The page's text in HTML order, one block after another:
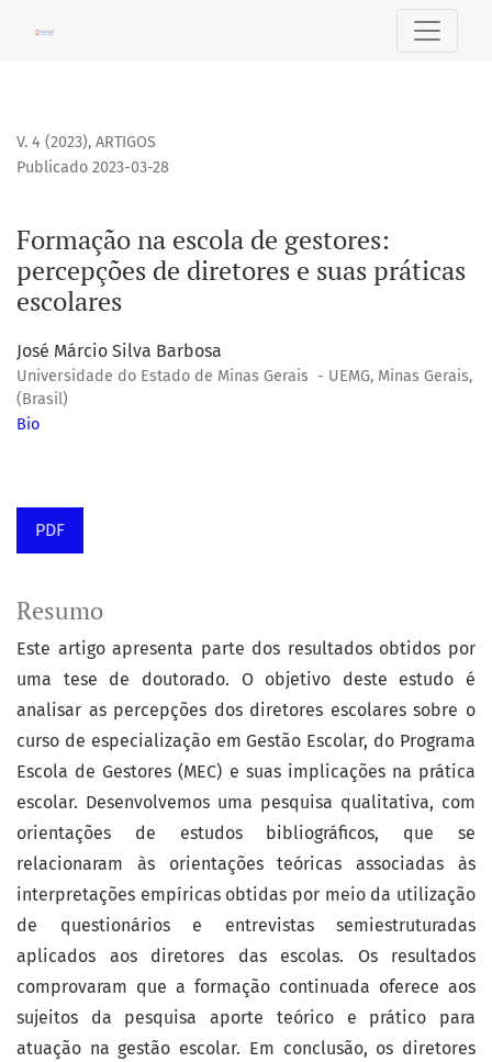
Formação na escola de gestores: percepções de diretores
V. 4 (2023), ARTIGOS
Formação na escola de gestores:
percepções de diretores e suas práticas
escolares
Publicado 2023-03-28
José Márcio Silva Barbosa
Universidade do Estado de Minas Gerais - UEMG, Minas Gerais,
(Brasil)
Bio
PDF
Resumo
Este artigo apresenta parte dos resultados obtidos por
uma tese de doutorado. O objetivo deste estudo é
analisar as percepções dos diretores escolares sobre o
curso de especialização em Gestão Escolar, do Programa
Escola de Gestores (MEC) e suas implicações na prática
escolar. Desenvolvemos uma pesquisa qualitativa, com
orientações de estudos bibliográficos, que se
relacionaram às orientações teóricas associadas às
interpretações empíricas obtidas por meio da utilização
de questionários e entrevistas semiestruturadas
aplicados aos diretores das escolas. Os resultados
comprovaram que a formação continuada oferece aos
sujeitos da pesquisa aporte teórico e prático para
atuação na gestão escolar. Em conclusão, os diretores